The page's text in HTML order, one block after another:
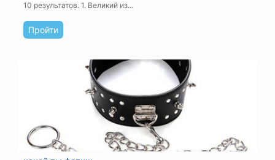
10 результатов. 1. Великий из...
Пройти